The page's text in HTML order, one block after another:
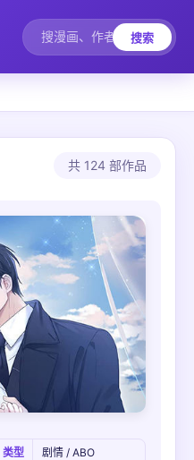
搜索
共 124 部作品
类型
剧情 / ABO